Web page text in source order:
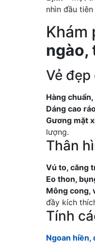
nhìn đầu
Khám
ngào,
Vẻ
Hàng
Dáng cao
Gương mặt
lượng.
Thân
Vú to, căng
Eo thon,
Mông cong,
đầy kích
Tính
Ngoan hiền,